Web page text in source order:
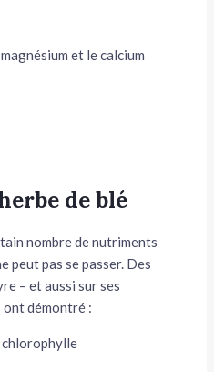
et le calcium
de blé
nombre de nutriments
peut pas se passer. Des
– et aussi sur ses
démontré :
chlorophylle